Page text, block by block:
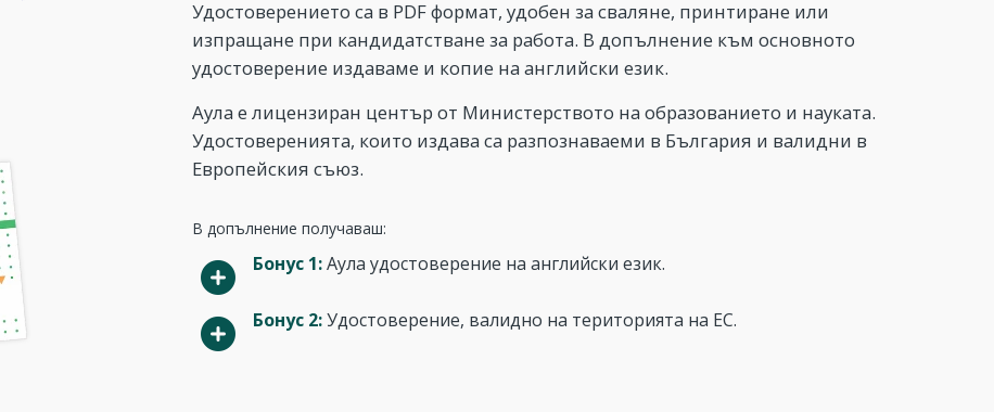
Удостоверението са в PDF формат, удобен за сваляне, принтиране или
изпращане при кандидатстване за работа. В допълнение към основното
удостоверение издаваме и копие на английски език.
Аула е лицензиран център от Министерството на образованието и науката.
Удостоверенията, които издава са разпознаваеми в България и валидни в
Европейския съюз.
В допълнение получаваш:
Бонус 1:Аула удостоверение на английски език.
Бонус 2:Удостоверение, валидно на територията на ЕС.